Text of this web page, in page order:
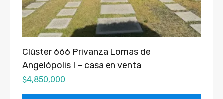
Clúster 666 Privanza Lomas de
Angelópolis I – casa en venta
$4,850,000